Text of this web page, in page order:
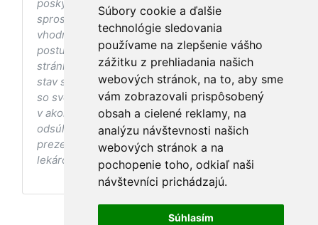
Súbory cookie a ďalšie
technológie sledovania
používame na zlepšenie vášho
zážitku z prehliadania našich
webových stránok, na to, aby sme
vám zobrazovali prispôsobený
obsah a cielené reklamy, na
analýzu návštevnosti našich
webových stránok a na
pochopenie toho, odkiaľ naši
návštevníci prichádzajú.
Súhlasím
poskytovaniu zdravotnej starostlivosti, ani k jej
sprostredkovaniu, ani k jej nahrádzaniu. O
vhodných postupoch v oblasti zdravia, vhodnosti
postupov a odporúčaní prezentovaných na
stránke s ohľadom na Váš zdravotný
stav sa pred ich aplikáciou vždy vopred poraďte
so svojím ošetrujúcim lekárom, a to najmä ak ste
v akomkoľvek štádiu tehotenstva. Bez
odsúhlasenia postupov a odporúčaní
prezentovaných na stránke Vaším ošetrujúcim
lekárom tieto postupy a odporúčania neaplikujte.